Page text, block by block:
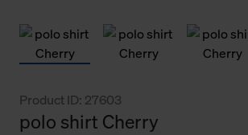
Product ID: 27603
polo shirt Cherry